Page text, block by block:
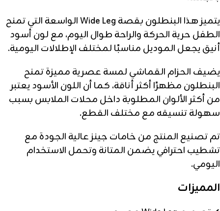
يتميز هذا البنطلون بقصة Wide Leg الواسعة التي تمنح
الطفل حرية الحركة والراحة طوال اليوم، مع لون أسود
أنيق يجعل الموديل مناسبًا لمختلف الإطلالات اليومية.
يضيف الحزام القماشي لمسة عصرية مميزة تمنح
البنطلون مظهرًا أكثر أناقة، كما أن اللون الأسود يعتبر
من أكثر الألوان المطلوبة داخل محلات الملابس بسبب
سهولة تنسيقه مع مختلف القطع.
تم تصنيع المنتج من خامات جينز عالية الجودة مع
تشطيب احترافي يضمن المتانة وتحمل الاستخدام
اليومي.
المميزات